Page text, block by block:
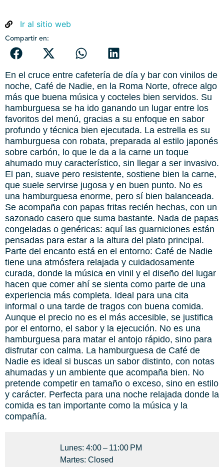
Ir al sitio web
Compartir en:
En el cruce entre cafetería de día y bar con vinilos de
noche, Café de Nadie, en la Roma Norte, ofrece algo
más que buena música y cocteles bien servidos. Su
hamburguesa se ha ido ganando un lugar entre los
favoritos del menú, gracias a su enfoque en sabor
profundo y técnica bien ejecutada. La estrella es su
hamburguesa con robata, preparada al estilo japonés
sobre carbón, lo que le da a la carne un toque
ahumado muy característico, sin llegar a ser invasivo.
El pan, suave pero resistente, sostiene bien la carne,
que suele servirse jugosa y en buen punto. No es
una hamburguesa enorme, pero sí bien balanceada.
Se acompaña con papas fritas recién hechas, con un
sazonado casero que suma bastante. Nada de papas
congeladas o genéricas: aquí las guarniciones están
pensadas para estar a la altura del plato principal.
Parte del encanto está en el entorno: Café de Nadie
tiene una atmósfera relajada y cuidadosamente
curada, donde la música en vinil y el diseño del lugar
hacen que comer ahí se sienta como parte de una
experiencia más completa. Ideal para una cita
informal o una tarde de tragos con buena comida.
Aunque el precio no es el más accesible, se justifica
por el entorno, el sabor y la ejecución. No es una
hamburguesa para matar el antojo rápido, sino para
disfrutar con calma. La hamburguesa de Café de
Nadie es ideal si buscas un sabor distinto, con notas
ahumadas y un ambiente que acompaña bien. No
pretende competir en tamaño o exceso, sino en estilo
y carácter. Perfecta para una noche relajada donde la
comida es tan importante como la música y la
compañía.
Lunes: 4:00 – 11:00 PM
Martes: Closed